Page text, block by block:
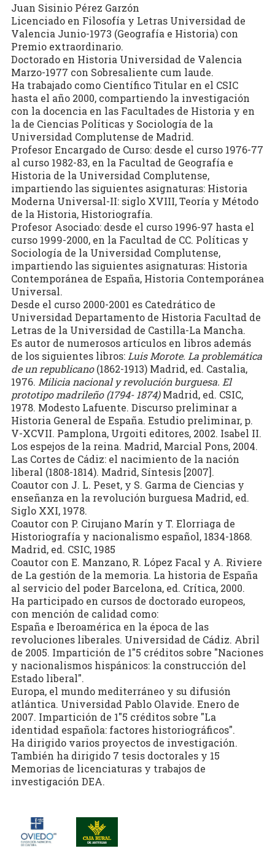
Juan Sisinio Pérez Garzón
Licenciado en Filosofía y Letras Universidad de
Valencia Junio-1973 (Geografía e Historia) con
Premio extraordinario.
Doctorado en Historia Universidad de Valencia
Marzo-1977 con Sobresaliente cum laude.
Ha trabajado como Científico Titular en el CSIC
hasta el año 2000, compartiendo la investigación
con la docencia en las Facultades de Historia y en
la de Ciencias Políticas y Sociología de la
Universidad Complutense de Madrid.
Profesor Encargado de Curso: desde el curso 1976-77
al curso 1982-83, en la Facultad de Geografía e
Historia de la Universidad Complutense,
impartiendo las siguientes asignaturas: Historia
Moderna Universal-II: siglo XVIII, Teoría y Método
de la Historia, Historiografía.
Profesor Asociado: desde el curso 1996-97 hasta el
curso 1999-2000, en la Facultad de CC. Políticas y
Sociología de la Universidad Complutense,
impartiendo las siguientes asignaturas: Historia
Contemporánea de España, Historia Contemporánea
Universal.
Desde el curso 2000-2001 es Catedrático de
Universidad Departamento de Historia Facultad de
Letras de la Universidad de Castilla-La Mancha.
Es autor de numerosos artículos en libros además
de los siguientes libros: Luis Morote. La problemática
de un republicano(1862-1913) Madrid, ed. Castalia,
1976. Milicia nacional y revolución burguesa. El
prototipo madrileño (1794- 1874)Madrid, ed. CSIC,
1978. Modesto Lafuente. Discurso preliminar a
Historia General de España. Estudio preliminar, p.
V-XCVII. Pamplona, Urgoiti editores, 2002. Isabel II.
Los espejos de la reina. Madrid, Marcial Pons, 2004.
Las Cortes de Cádiz: el nacimiento de la nación
liberal (1808-1814). Madrid, Síntesis [2007].
Coautor con J. L. Peset, y S. Garma de Ciencias y
enseñanza en la revolución burguesa Madrid, ed.
Siglo XXI, 1978.
Coautor con P. Cirujano Marín y T. Elorriaga de
Historiografía y nacionalismo español, 1834-1868.
Madrid, ed. CSIC, 1985
Coautor con E. Manzano, R. López Facal y A. Riviere
de La gestión de la memoria. La historia de España
al servicio del poder Barcelona, ed. Crítica, 2000.
Ha participado en cursos de doctorado europeos,
con mención de calidad como:
España e Iberoamérica en la época de las
revoluciones liberales. Universidad de Cádiz. Abril
de 2005. Impartición de 1"5 créditos sobre "Naciones
y nacionalismos hispánicos: la construcción del
Estado liberal".
Europa, el mundo mediterráneo y su difusión
atlántica. Universidad Pablo Olavide. Enero de
2007. Impartición de 1"5 créditos sobre "La
identidad española: factores historiográficos".
Ha dirigido varios proyectos de investigación.
También ha dirigido 7 tesis doctorales y 15
Memorias de licenciaturas y trabajos de
investigación DEA.